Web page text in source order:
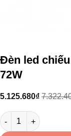
Đèn led
72W
5.125.680₫
Đèn led chiếu điểm